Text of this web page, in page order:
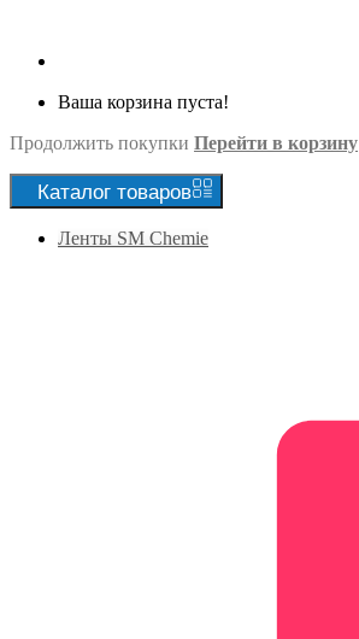
Ваша корзина пуста!
Продолжить покупки Перейти в корзину
Каталог товаров
Ленты SM Chemie